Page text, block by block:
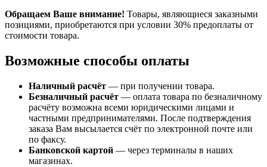
Обращаем Ваше внимание! Товары, являющиеся заказными
позициями, приобретаются при условии 30% предоплаты от
стоимости товара.
Возможные способы оплаты
Наличный расчёт — при получении товара.
Безналичный расчёт — оплата товара по безналичному
расчёту возможна всеми юридическими лицами и
частными предпринимателями. После подтверждения
заказа Вам высылается счёт по электронной почте или
по факсу.
Банковской картой — через терминалы в наших
магазинах.